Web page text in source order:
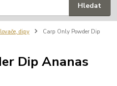
Hledat
dipy
Carp Only Powder Dip
Dip Ananas